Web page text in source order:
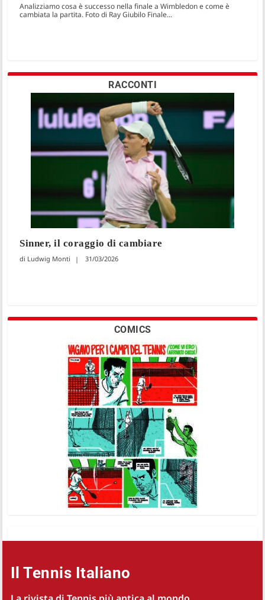
Analizziamo cosa è successo nella finale a Wimbledon e come è
cambiata la partita. Foto di Ray Giubilo Finale...
RACCONTI
Sinner, il coraggio di cambiare
Ludwig Monti 31/03/2026
COMICS
Il Tennis Italiano